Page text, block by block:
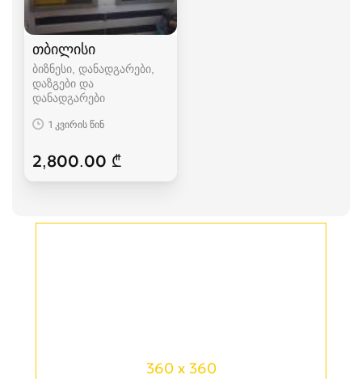
თბილისი
ბიზნესი, დანადგარები,
დაზგები და
დანადგარები
1 კვირის წინ
2,800.00 ₾
360 x 360